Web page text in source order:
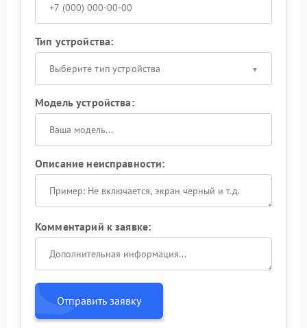
Тип устройства:
Выберите тип устройства
Модель устройства:
Описание неисправности:
Комментарий к заявке:
Отправить заявку